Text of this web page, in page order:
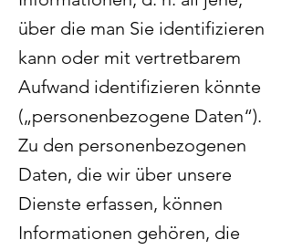
über die man Sie identifizieren
kann oder mit vertretbarem
Aufwand identifizieren könnte
(„personenbezogene Daten“).
Zu den personenbezogenen
Daten, die wir über unsere
Dienste erfassen, können
Informationen gehören, die